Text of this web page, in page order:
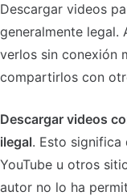
Descargar videos
generalmente legal.
verlos sin conexión
compartirlos con
Descargar videos
ilegal. Esto significa
YouTube u otros
autor no lo ha